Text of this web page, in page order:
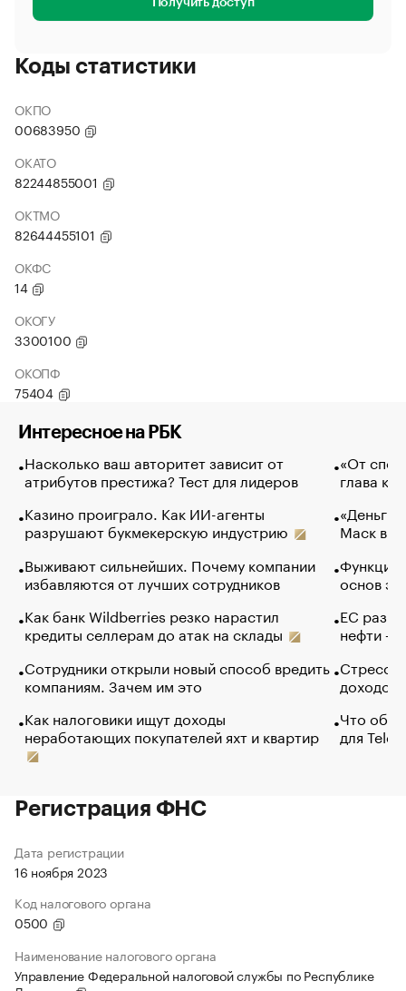
Получить доступ
Коды статистики
ОКПО
00683950
ОКАТО
82244855001
ОКТМО
82644455101
ОКФС
14
ОКОГУ
3300100
ОКОПФ
75404
Интересное на РБК
Насколько ваш авторитет зависит от
атрибутов престижа? Тест для лидеров
Казино проиграло. Как ИИ-агенты
разрушают букмекерскую индустрию
Выживают сильнейших. Почему компании
избавляются от лучших сотрудников
Как банк Wildberries резко нарастил
кредиты селлерам до атак на склады
Сотрудники открыли новый способ вредить
компаниям. Зачем им это
Как налоговики ищут доходы
неработающих покупателей яхт и квартир
«От
глава
«Деньги
Маск в
Функции
основ
ЕС
нефти —
Стресс
доходов
Что
для
Регистрация ФНС
Дата регистрации
16 ноября 2023
Код налогового органа
0500
Наименование налогового органа
Управление Федеральной налоговой службы по Республике